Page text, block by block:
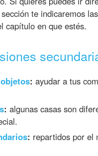
te indicaremos
capítulo en que estés.
: ayudar a tus
: algunas casas son
: repartidos por el